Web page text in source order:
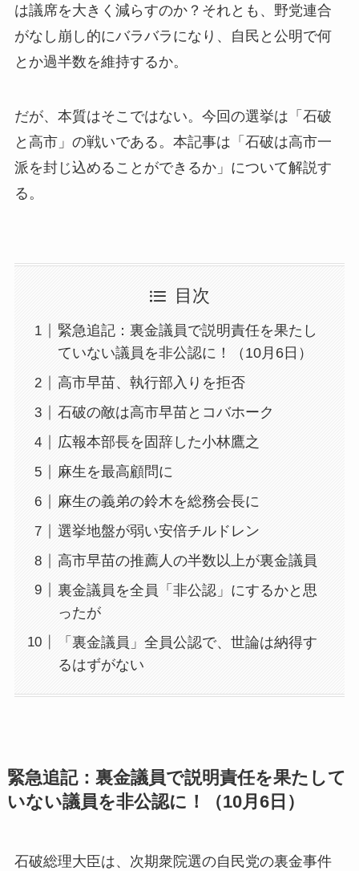
は議席を大きく減らすのか？それとも、野党連合
がなし崩し的にバラバラになり、自民と公明で何
とか過半数を維持するか。
だが、本質はそこではない。今回の選挙は「石破
と高市」の戦いである。本記事は「石破は高市一
派を封じ込めることができるか」について解説す
る。
目次
緊急追記：裏金議員で説明責任を果たし
ていない議員を非公認に！（10月6日）
高市早苗、執行部入りを拒否
石破の敵は高市早苗とコバホーク
広報本部長を固辞した小林鷹之
麻生を最高顧問に
麻生の義弟の鈴木を総務会長に
選挙地盤が弱い安倍チルドレン
高市早苗の推薦人の半数以上が裏金議員
裏金議員を全員「非公認」にするかと思
ったが
「裏金議員」全員公認で、世論は納得す
るはずがない
緊急追記：裏金議員で説明責任を果たして
いない議員を非公認に！（10月6日）
石破総理大臣は、次期衆院選の自民党の裏金事件